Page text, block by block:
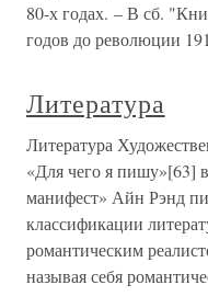
80-х годах. – В сб.
годов до революции
Литература
Литература
«Для чего я пишу»[63]
манифест» Айн Рэнд
классификации
романтическим
называя себя